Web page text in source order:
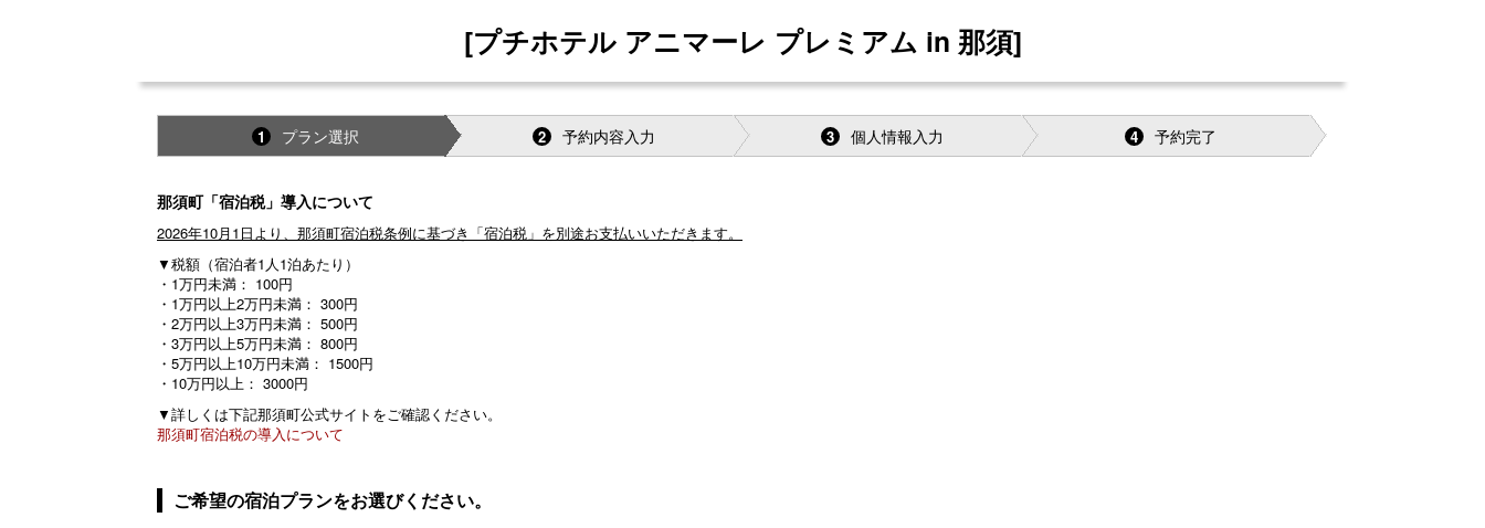
[プチホテル アニマーレ プレミアム in 那須]
1 プラン選択 2 予約内容入力 3 個人情報入力 4 予約完了
那須町「宿泊税」導入について
2026年10月1日より、那須町宿泊税条例に基づき「宿泊税」を別途お支払いいただきます。
▼税額（宿泊者1人1泊あたり）
・1万円未満： 100円
・1万円以上2万円未満： 300円
・2万円以上3万円未満： 500円
・3万円以上5万円未満： 800円
・5万円以上10万円未満： 1500円
・10万円以上： 3000円
▼詳しくは下記那須町公式サイトをご確認ください。
那須町宿泊税の導入について
ご希望の宿泊プランをお選びください。